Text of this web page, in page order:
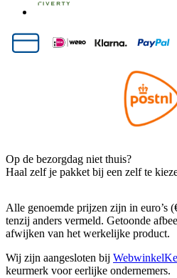
Op de bezorgdag niet thuis?
Haal zelf je pakket bij een zelf te
Alle genoemde prijzen zijn in euro’s
tenzij anders vermeld. Getoonde
afwijken van het werkelijke product.
Wij zijn aangesloten bij
keurmerk voor eerlijke ondernemers.